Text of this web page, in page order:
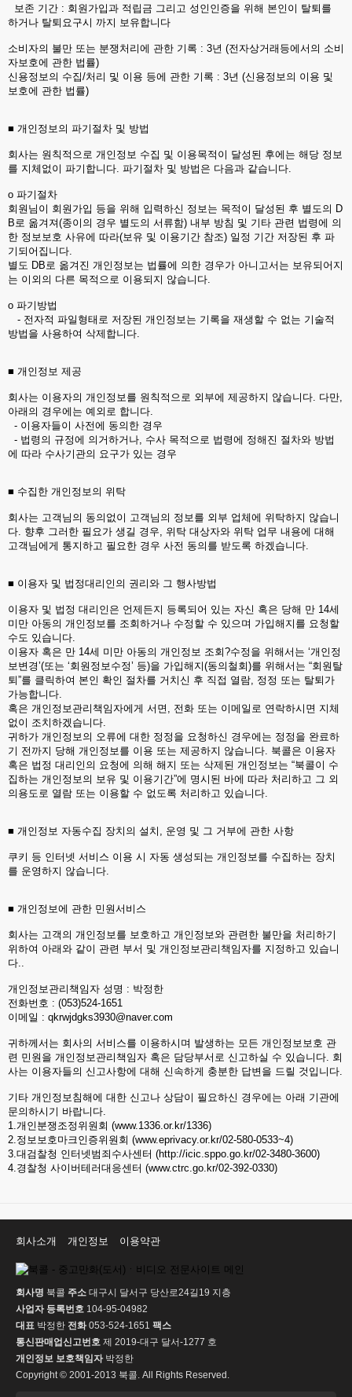
보존 기간 : 회원가입과 적립금 그리고 성인인증을 위해 본인이 탈퇴를
하거나 탈퇴요구시 까지 보유합니다
소비자의 불만 또는 분쟁처리에 관한 기록 : 3년 (전자상거래등에서의 소비
자보호에 관한 법률)
신용정보의 수집/처리 및 이용 등에 관한 기록 : 3년 (신용정보의 이용 및
보호에 관한 법률)
■ 개인정보의 파기절차 및 방법
회사는 원칙적으로 개인정보 수집 및 이용목적이 달성된 후에는 해당 정보
를 지체없이 파기합니다. 파기절차 및 방법은 다음과 같습니다.
ο 파기절차
회원님이 회원가입 등을 위해 입력하신 정보는 목적이 달성된 후 별도의 D
B로 옮겨져(종이의 경우 별도의 서류함) 내부 방침 및 기타 관련 법령에 의
한 정보보호 사유에 따라(보유 및 이용기간 참조) 일정 기간 저장된 후 파
기되어집니다.
별도 DB로 옮겨진 개인정보는 법률에 의한 경우가 아니고서는 보유되어지
는 이외의 다른 목적으로 이용되지 않습니다.
ο 파기방법
- 전자적 파일형태로 저장된 개인정보는 기록을 재생할 수 없는 기술적
방법을 사용하여 삭제합니다.
■ 개인정보 제공
회사는 이용자의 개인정보를 원칙적으로 외부에 제공하지 않습니다. 다만,
아래의 경우에는 예외로 합니다.
- 이용자들이 사전에 동의한 경우
- 법령의 규정에 의거하거나, 수사 목적으로 법령에 정해진 절차와 방법
에 따라 수사기관의 요구가 있는 경우
■ 수집한 개인정보의 위탁
회사는 고객님의 동의없이 고객님의 정보를 외부 업체에 위탁하지 않습니
다. 향후 그러한 필요가 생길 경우, 위탁 대상자와 위탁 업무 내용에 대해
고객님에게 통지하고 필요한 경우 사전 동의를 받도록 하겠습니다.
■ 이용자 및 법정대리인의 권리와 그 행사방법
이용자 및 법정 대리인은 언제든지 등록되어 있는 자신 혹은 당해 만 14세
미만 아동의 개인정보를 조회하거나 수정할 수 있으며 가입해지를 요청할
수도 있습니다.
이용자 혹은 만 14세 미만 아동의 개인정보 조회?수정을 위해서는 ‘개인정
보변경’(또는 ‘회원정보수정’ 등)을 가입해지(동의철회)를 위해서는 “회원탈
퇴”를 클릭하여 본인 확인 절차를 거치신 후 직접 열람, 정정 또는 탈퇴가
가능합니다.
혹은 개인정보관리책임자에게 서면, 전화 또는 이메일로 연락하시면 지체
없이 조치하겠습니다.
귀하가 개인정보의 오류에 대한 정정을 요청하신 경우에는 정정을 완료하
기 전까지 당해 개인정보를 이용 또는 제공하지 않습니다. 북콜은 이용자
혹은 법정 대리인의 요청에 의해 해지 또는 삭제된 개인정보는 “북콜이 수
집하는 개인정보의 보유 및 이용기간”에 명시된 바에 따라 처리하고 그 외
의용도로 열람 또는 이용할 수 없도록 처리하고 있습니다.
■ 개인정보 자동수집 장치의 설치, 운영 및 그 거부에 관한 사항
쿠키 등 인터넷 서비스 이용 시 자동 생성되는 개인정보를 수집하는 장치
를 운영하지 않습니다.
■ 개인정보에 관한 민원서비스
회사는 고객의 개인정보를 보호하고 개인정보와 관련한 불만을 처리하기
위하여 아래와 같이 관련 부서 및 개인정보관리책임자를 지정하고 있습니
다..
개인정보관리책임자 성명 : 박정한
전화번호 : (053)524-1651
이메일 : qkrwjdgks3930@naver.com
귀하께서는 회사의 서비스를 이용하시며 발생하는 모든 개인정보보호 관
련 민원을 개인정보관리책임자 혹은 담당부서로 신고하실 수 있습니다. 회
사는 이용자들의 신고사항에 대해 신속하게 충분한 답변을 드릴 것입니다.
기타 개인정보침해에 대한 신고나 상담이 필요하신 경우에는 아래 기관에
문의하시기 바랍니다.
1.개인분쟁조정위원회 (www.1336.or.kr/1336)
2.정보보호마크인증위원회 (www.eprivacy.or.kr/02-580-0533~4)
3.대검찰청 인터넷범죄수사센터 (http://icic.sppo.go.kr/02-3480-3600)
4.경찰청 사이버테러대응센터 (www.ctrc.go.kr/02-392-0330)
회사소개 개인정보 이용약관
회사명 북콜 주소 대구시 달서구 당산로24길19 지층
사업자 등록번호 104-95-04982
대표 박정한 전화053-524-1651 팩스
통신판매업신고번호 제 2019-대구 달서-1277 호
개인정보 보호책임자박정한
Copyright © 2001-2013 북콜. All Rights Reserved.